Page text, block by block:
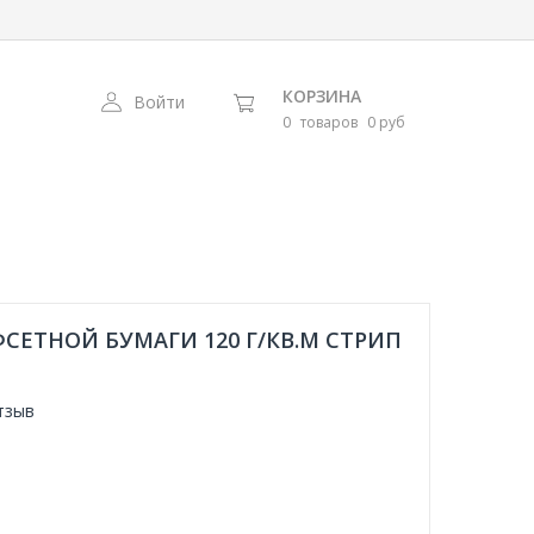
Войти КОРЗИНА
0 товаров 0 руб
БУМАГИ 120 Г/КВ.М СТРИП